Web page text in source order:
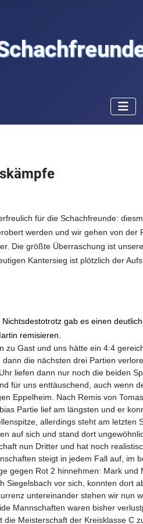
für die Schachfreunde:
werden und wir gehen von
Die größte Überraschung ist
Kantersieg ist plötzlich der
gab es einen
remisieren.
zu Gast und uns hätte ein 4:4
die nächsten drei Partien
liefen dann nur noch die beiden
für uns enttäuschend, auch wenn
Eppelheim. Nach Remis von
Partie lief am längsten und er
allerdings steht am
auf sich und stand dort
nun Dritter und hat noch
steigt in jedem Fall auf, im
gegen Rot 2 hinnehmen: Mark
Siegelsbach vor sich, konnten
untereinander stehen wir nun
Mannschaften waren bisher
Meisterschaft der Kreisklasse C